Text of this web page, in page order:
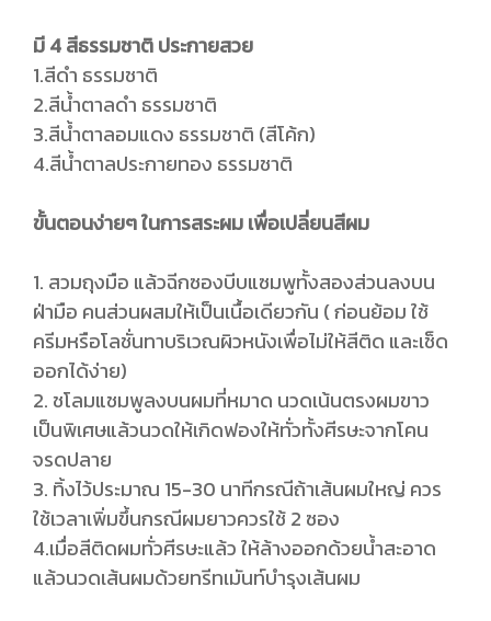
มี 4 สีธรรมชาติ ประกายสวย
1.สีดำ ธรรมชาติ
2.สีน้ำตาลดำ ธรรมชาติ
3.สีน้ำตาลอมแดง ธรรมชาติ (สีโค้ก)
4.สีน้ำตาลประกายทอง ธรรมชาติ
ขั้นตอนง่ายๆ ในการสระผม เพื่อเปลี่ยนสีผม
1. สวมถุงมือ แล้วฉีกซองบีบแซมพูทั้งสองส่วนลงบน
ฝ่ามือ คนส่วนผสมให้เป็นเนื้อเดียวกัน ( ก่อนย้อม ใช้
ครีมหรือโลชั่นทาบริเวณผิวหนังเพื่อไม่ให้สีติด และเช็ด
ออกได้ง่าย)
2. ชโลมแชมพูลงบนผมที่หมาด นวดเน้นตรงผมขาว
เป็นพิเศษแล้วนวดให้เกิดฟองให้ทั่วทั้งศีรษะจากโคน
จรดปลาย
3. ทิ้งไว้ประมาณ 15-30 นาทีกรณีถ้าเส้นผมใหญ่ ควร
ใช้เวลาเพิ่มขึ้นกรณีผมยาวควรใช้ 2 ซอง
4.เมื่อสีติดผมทั่วศีรษะแล้ว ให้ล้างออกด้วยน้ำสะอาด
แล้วนวดเส้นผมด้วยทรีทเมันท์บำรุงเส้นผม